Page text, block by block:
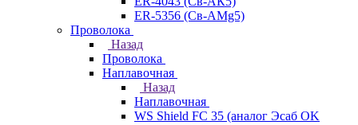
ER-5356 (Св-АМg5)
Проволока
Назад
Проволока
Наплавочная
Назад
Наплавочная
WS Shield FC 35 (аналог Эсаб OK